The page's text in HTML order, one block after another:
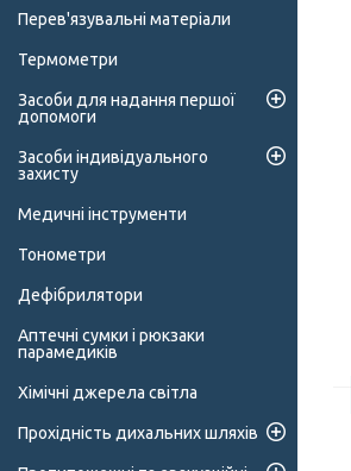
Перев'язувальні матеріали
Термометри
Засоби для надання першої
допомоги
Засоби індивідуального
захисту
Медичні інструменти
Тонометри
Дефібрилятори
Аптечні сумки і рюкзаки
парамедиків
Хімічні джерела світла
Прохідність дихальних шляхів